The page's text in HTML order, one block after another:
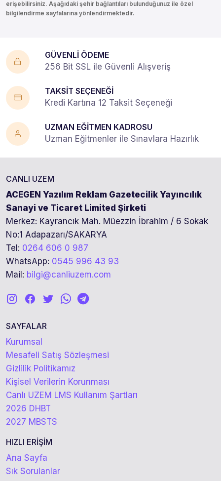
erişebilirsiniz. Aşağıdaki şehir bağlantıları bulunduğunuz ile özel
bilgilendirme sayfalarına yönlendirmektedir.
GÜVENLİ ÖDEME
256 Bit SSL ile Güvenli Alışveriş
TAKSİT SEÇENEĞİ
Kredi Kartına 12 Taksit Seçeneği
UZMAN EĞİTMEN KADROSU
Uzman Eğitmenler ile Sınavlara Hazırlık
CANLI UZEM
ACEGEN Yazılım Reklam Gazetecilik Yayıncılık
Sanayi ve Ticaret Limited Şirketi
Merkez: Kayrancık Mah. Müezzin İbrahim / 6 Sokak
No:1 Adapazarı/SAKARYA
Tel: 0264 606 0 987
WhatsApp: 0545 996 43 93
Mail: bilgi@canliuzem.com
SAYFALAR
Kurumsal
Mesafeli Satış Sözleşmesi
Gizlilik Politikamız
Kişisel Verilerin Korunması
Canlı UZEM LMS Kullanım Şartları
2026 DHBT
2027 MBSTS
HIZLI ERİŞİM
Ana Sayfa
Sık Sorulanlar